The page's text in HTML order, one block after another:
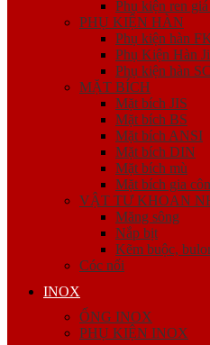
Phụ kiện ren
PHỤ KIỆN HÀN
Phụ kiện hàn
Phụ Kiện Hàn
Phụ kiện hàn
MẶT BÍCH
Mặt bích JIS
Mặt bích BS
Mặt bích ANSI
Mặt bích DIN
Mặt bích mù
Mặt bích gia
VẬT TƯ KHOAN
Măng sông
Nắp bịt
Kẽm buộc,
Cóc nối
INOX
ỐNG INOX
PHỤ KIỆN INOX